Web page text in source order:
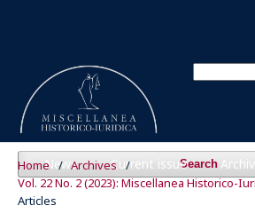
News Current issueSearch
Home / Archives /
Vol. 22 No. 2 (2023): Miscellanea Historico-
Articles